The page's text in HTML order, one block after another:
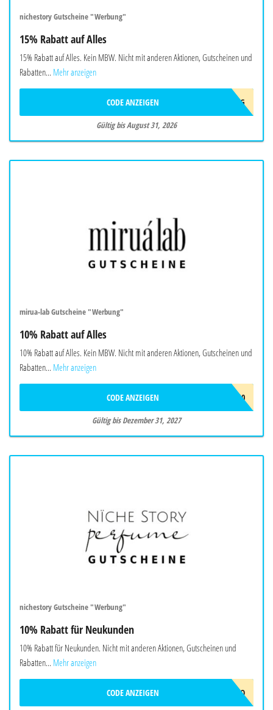
nichestory Gutscheine "Werbung"
15% Rabatt auf Alles
15% Rabatt auf Alles. Kein MBW. Nicht mit anderen Aktionen, Gutscheinen und
Rabatten... Mehr anzeigen
AUG
CODE ANZEIGEN
Gültig bis August 31, 2026
mirua-lab Gutscheine "Werbung"
10% Rabatt auf Alles
10% Rabatt auf Alles. Kein MBW. Nicht mit anderen Aktionen, Gutscheinen und
Rabatten... Mehr anzeigen
MIRU10
CODE ANZEIGEN
Gültig bis Dezember 31, 2027
nichestory Gutscheine "Werbung"
10% Rabatt für Neukunden
10% Rabatt für Neukunden. Nicht mit anderen Aktionen, Gutscheinen und
Rabatten... Mehr anzeigen
HALLO
CODE ANZEIGEN